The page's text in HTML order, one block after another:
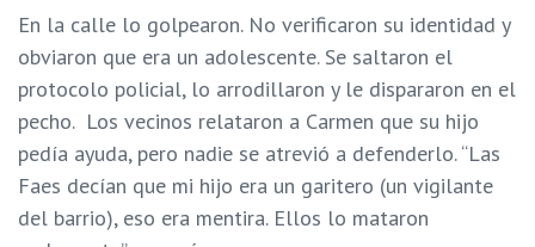
En la calle lo golpearon. No verificaron su identidad y
obviaron que era un adolescente. Se saltaron el
protocolo policial, lo arrodillaron y le dispararon en el
pecho. Los vecinos relataron a Carmen que su hijo
pedía ayuda, pero nadie se atrevió a defenderlo. “Las
Faes decían que mi hijo era un garitero (un vigilante
del barrio), eso era mentira. Ellos lo mataron